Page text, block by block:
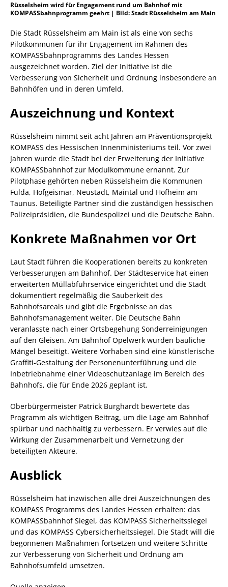
Rüsselsheim wird für Engagement rund um Bahnhof mit
KOMPASSbahnprogramm geehrt | Bild: Stadt Rüsselsheim am Main
Die Stadt Rüsselsheim am Main ist als eine von sechs
Pilotkommunen für ihr Engagement im Rahmen des
KOMPASSbahnprogramms des Landes Hessen
ausgezeichnet worden. Ziel der Initiative ist die
Verbesserung von Sicherheit und Ordnung insbesondere an
Bahnhöfen und in deren Umfeld.
Auszeichnung und Kontext
Rüsselsheim nimmt seit acht Jahren am Präventionsprojekt
KOMPASS des Hessischen Innenministeriums teil. Vor zwei
Jahren wurde die Stadt bei der Erweiterung der Initiative
KOMPASSbahnhof zur Modulkommune ernannt. Zur
Pilotphase gehörten neben Rüsselsheim die Kommunen
Fulda, Hofgeismar, Neustadt, Maintal und Hofheim am
Taunus. Beteiligte Partner sind die zuständigen hessischen
Polizeipräsidien, die Bundespolizei und die Deutsche Bahn.
Konkrete Maßnahmen vor Ort
Laut Stadt führen die Kooperationen bereits zu konkreten
Verbesserungen am Bahnhof. Der Städteservice hat einen
erweiterten Müllabfuhrservice eingerichtet und die Stadt
dokumentiert regelmäßig die Sauberkeit des
Bahnhofsareals und gibt die Ergebnisse an das
Bahnhofsmanagement weiter. Die Deutsche Bahn
veranlasste nach einer Ortsbegehung Sonderreinigungen
auf den Gleisen. Am Bahnhof Opelwerk wurden bauliche
Mängel beseitigt. Weitere Vorhaben sind eine künstlerische
Graffiti-Gestaltung der Personenunterführung und die
Inbetriebnahme einer Videoschutzanlage im Bereich des
Bahnhofs, die für Ende 2026 geplant ist.
Oberbürgermeister Patrick Burghardt bewertete das
Programm als wichtigen Beitrag, um die Lage am Bahnhof
spürbar und nachhaltig zu verbessern. Er verwies auf die
Wirkung der Zusammenarbeit und Vernetzung der
beteiligten Akteure.
Ausblick
Rüsselsheim hat inzwischen alle drei Auszeichnungen des
KOMPASS Programms des Landes Hessen erhalten: das
KOMPASSbahnhof Siegel, das KOMPASS Sicherheitssiegel
und das KOMPASS Cybersicherheitssiegel. Die Stadt will die
begonnenen Maßnahmen fortsetzen und weitere Schritte
zur Verbesserung von Sicherheit und Ordnung am
Bahnhofsumfeld umsetzen.